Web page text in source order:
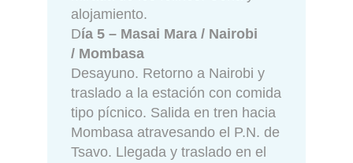
alojamiento.
Día 5 – Masai Mara / Nairobi
/ Mombasa
Desayuno. Retorno a Nairobi y
traslado a la estación con comida
tipo pícnico. Salida en tren hacia
Mombasa atravesando el P.N. de
Tsavo. Llegada y traslado en el